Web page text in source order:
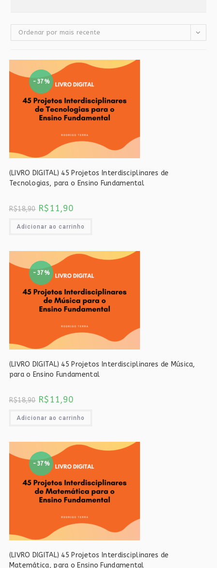
Ordenar por mais recente
-37%
(LIVRO DIGITAL) 45 Projetos Interdisciplinares de
Tecnologias, para o Ensino Fundamental
R$18,90 O
preço
era:
R$11,90
é:
Adicionar ao carrinho
-37%
(LIVRO DIGITAL) 45 Projetos Interdisciplinares de Música,
para o Ensino Fundamental
R$18,90 O
preço
era:
R$11,90
é:
Adicionar ao carrinho
-37%
(LIVRO DIGITAL) 45 Projetos Interdisciplinares de
Matemática, para o Ensino Fundamental